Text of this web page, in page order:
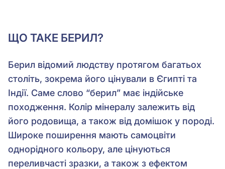
ЩО ТАКЕ БЕРИЛ?
Берил відомий людству протягом багатьох
століть, зокрема його цінували в Єгипті та
Індії. Саме слово “берил” має індійське
походження. Колір мінералу залежить від
його родовища, а також від домішок у породі.
Широке поширення мають самоцвіти
однорідного кольору, але цінуються
переливчасті зразки, а також з ефектом